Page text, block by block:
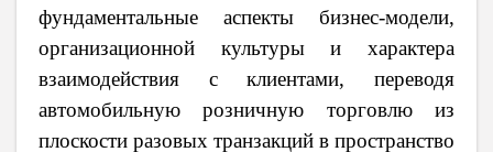
фундаментальные аспекты бизнес-модели,
организационной культуры и характера
взаимодействия с клиентами, переводя
автомобильную розничную торговлю из
плоскости разовых транзакций в пространство